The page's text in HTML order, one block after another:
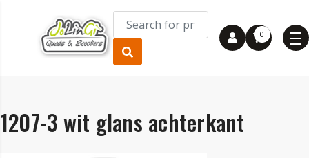
0
1207-3 wit glans achterkant